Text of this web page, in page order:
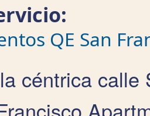
QE San
céntrica